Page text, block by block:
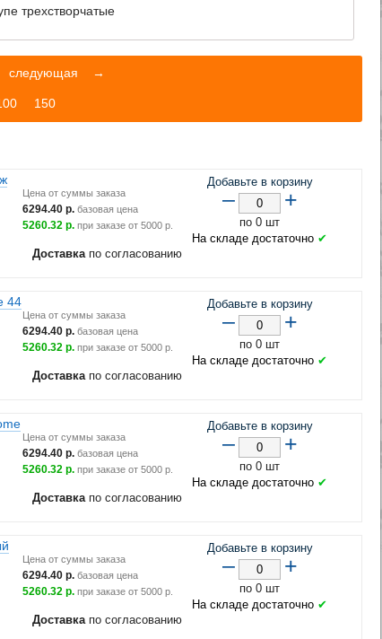
трехстворчатые
следующая →
150
Цена от суммы заказа
6294.40 р. базовая цена
5260.32 р. при заказе от5000 р.
Доставка по согласованию
Добавьте в корзину
– +
по 0 шт
На складе достаточно ✔
44
Цена от суммы заказа
6294.40 р. базовая цена
5260.32 р. при заказе от5000 р.
Доставка по согласованию
Добавьте в корзину
– +
по 0 шт
На складе достаточно ✔
Цена от суммы заказа
6294.40 р. базовая цена
5260.32 р. при заказе от5000 р.
Доставка по согласованию
Добавьте в корзину
– +
по 0 шт
На складе достаточно ✔
Цена от суммы заказа
6294.40 р. базовая цена
5260.32 р. при заказе от5000 р.
Доставка по согласованию
Добавьте в корзину
– +
по 0 шт
На складе достаточно ✔